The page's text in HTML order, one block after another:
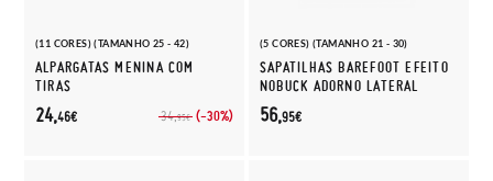
(11 CORES) (TAMANHO 25 - 42)
ALPARGATAS MENINA COM
TIRAS
34,95€ (-30%)
24,46€
(5 CORES) (TAMANHO 21 - 30)
SAPATILHAS BAREFOOT EFEITO
NOBUCK ADORNO LATERAL
56,95€